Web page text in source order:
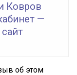
Ковров
—
об этом